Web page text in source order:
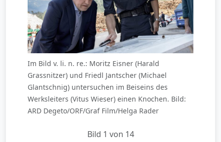
Im Bild v. li. n. re.: Moritz Eisner (Harald
Grassnitzer) und Friedl Jantscher (Michael
Glantschnig) untersuchen im Beiseins des
Werksleiters (Vitus Wieser) einen Knochen. Bild:
ARD Degeto/ORF/Graf Film/Helga Rader
Bild 1 von 14